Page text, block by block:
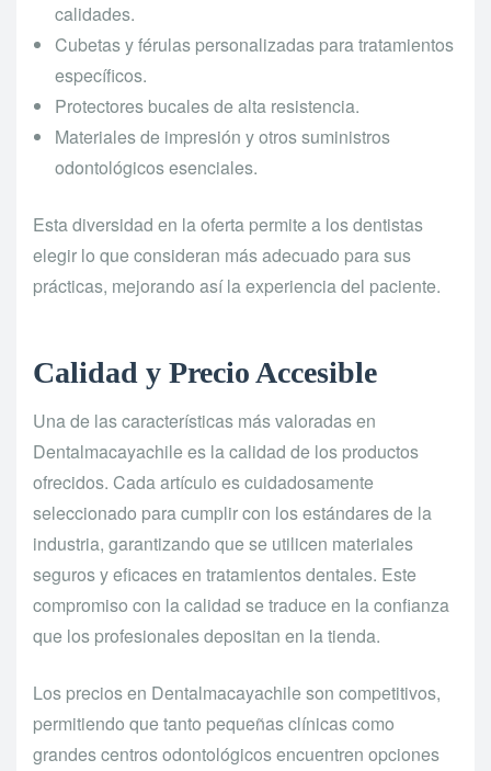
calidades.
Cubetas y férulas personalizadas para tratamientos
específicos.
Protectores bucales de alta resistencia.
Materiales de impresión y otros suministros
odontológicos esenciales.
Esta diversidad en la oferta permite a los dentistas
elegir lo que consideran más adecuado para sus
prácticas, mejorando así la experiencia del paciente.
Calidad y Precio Accesible
Una de las características más valoradas en
Dentalmacayachile es la calidad de los productos
ofrecidos. Cada artículo es cuidadosamente
seleccionado para cumplir con los estándares de la
industria, garantizando que se utilicen materiales
seguros y eficaces en tratamientos dentales. Este
compromiso con la calidad se traduce en la confianza
que los profesionales depositan en la tienda.
Los precios en Dentalmacayachile son competitivos,
permitiendo que tanto pequeñas clínicas como
grandes centros odontológicos encuentren opciones